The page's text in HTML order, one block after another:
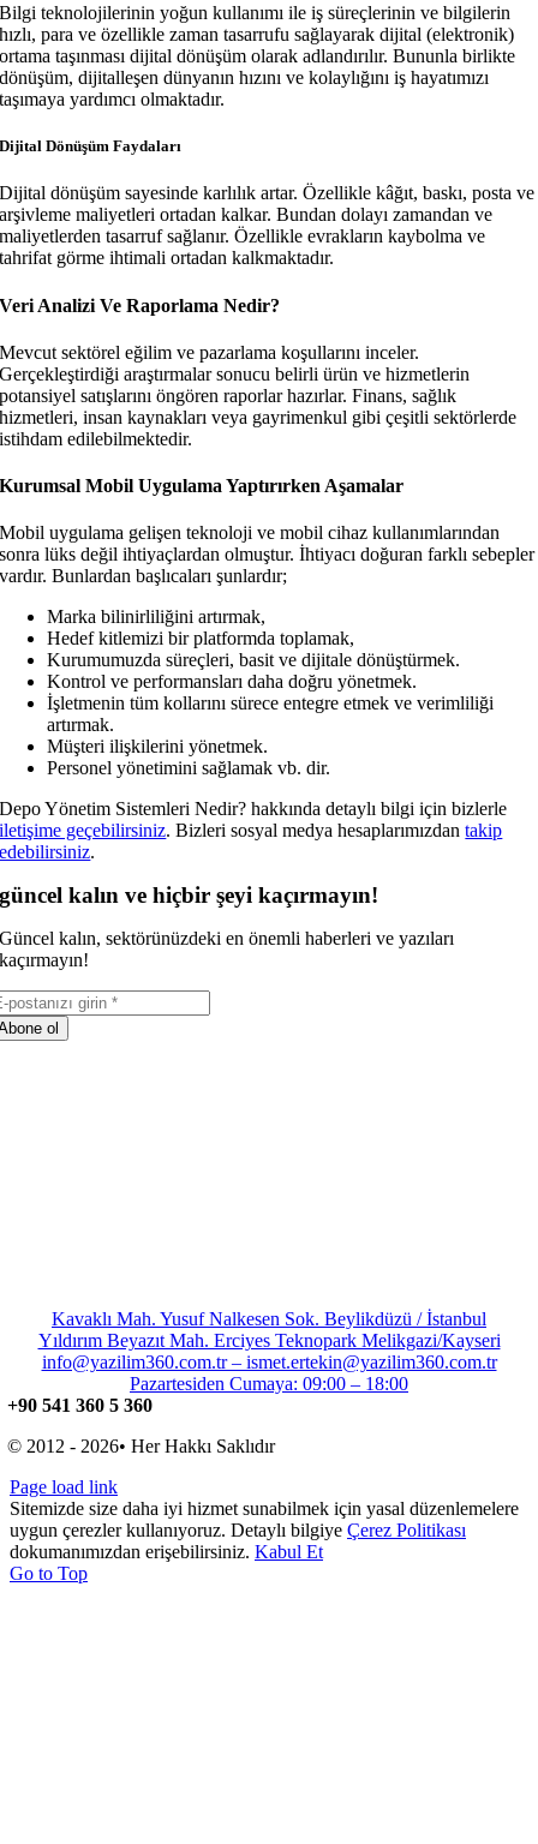
Bilgi teknolojilerinin yoğun kullanımı ile iş süreçlerinin ve bilgilerin
hızlı, para ve özellikle zaman tasarrufu sağlayarak dijital (elektronik)
ortama taşınması dijital dönüşüm olarak adlandırılır. Bununla birlikte
dönüşüm, dijitalleşen dünyanın hızını ve kolaylığını iş hayatımızı
taşımaya yardımcı olmaktadır.
Dijital Dönüşüm Faydaları
Dijital dönüşüm sayesinde karlılık artar. Özellikle kâğıt, baskı, posta ve
arşivleme maliyetleri ortadan kalkar. Bundan dolayı zamandan ve
maliyetlerden tasarruf sağlanır. Özellikle evrakların kaybolma ve
tahrifat görme ihtimali ortadan kalkmaktadır.
Veri Analizi Ve Raporlama Nedir?
Mevcut sektörel eğilim ve pazarlama koşullarını inceler.
Gerçekleştirdiği araştırmalar sonucu belirli ürün ve hizmetlerin
potansiyel satışlarını öngören raporlar hazırlar. Finans, sağlık
hizmetleri, insan kaynakları veya gayrimenkul gibi çeşitli sektörlerde
istihdam edilebilmektedir.
Kurumsal Mobil Uygulama Yaptırırken Aşamalar
Mobil uygulama gelişen teknoloji ve mobil cihaz kullanımlarından
sonra lüks değil ihtiyaçlardan olmuştur. İhtiyacı doğuran farklı sebepler
vardır. Bunlardan başlıcaları şunlardır;
Marka bilinirliliğini artırmak,
Hedef kitlemizi bir platformda toplamak,
Kurumumuzda süreçleri, basit ve dijitale dönüştürmek.
Kontrol ve performansları daha doğru yönetmek.
İşletmenin tüm kollarını sürece entegre etmek ve verimliliği
artırmak.
Müşteri ilişkilerini yönetmek.
Personel yönetimini sağlamak vb. dir.
Depo Yönetim Sistemleri Nedir? hakkında detaylı bilgi için bizlerle
iletişime geçebilirsiniz. Bizleri sosyal medya hesaplarımızdantakip
edebilirsiniz.
güncel kalın ve hiçbir şeyi kaçırmayın!
Güncel kalın, sektörünüzdeki en önemli haberleri ve yazıları
kaçırmayın!
ol
Kavaklı Mah. Yusuf Nalkesen Sok. Beylikdüzü / İstanbul
Yıldırım Beyazıt Mah. Erciyes Teknopark Melikgazi/Kayseri
info@yazilim360.com.tr – ismet.ertekin@yazilim360.com.tr
Pazartesiden Cumaya: 09:00 – 18:00
+90 541 360 5 360
© 2012 - 2026• Her Hakkı Saklıdır
Page load link
Sitemizde size daha iyi hizmet sunabilmek için yasal düzenlemelere
uygun çerezler kullanıyoruz. Detaylı bilgiye Çerez Politikası
dokumanımızdan erişebilirsiniz. Kabul Et
Go to Top